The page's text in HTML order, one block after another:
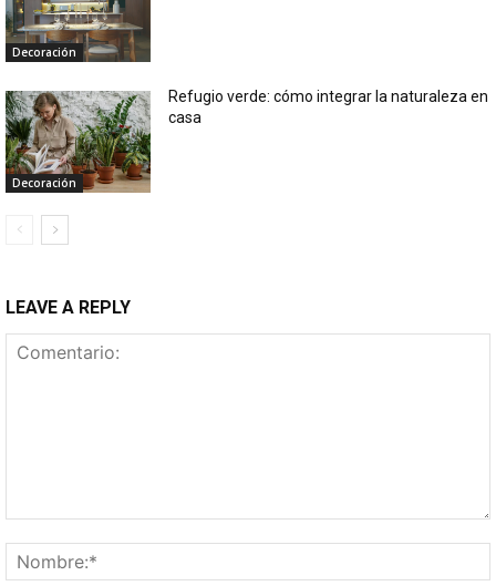
Decoración
Decoración
Refugio verde: cómo integrar la naturaleza en
casa
LEAVE A REPLY